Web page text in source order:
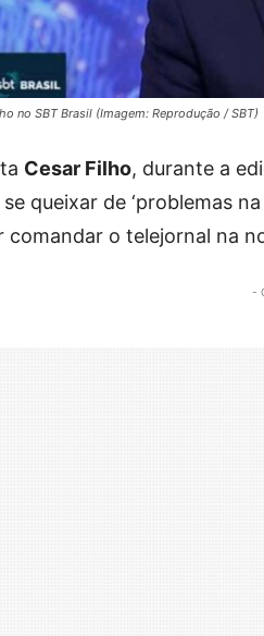
no SBT Brasil (Imagem: Reprodução / SBT)
Cesar Filho, durante a
queixar de ‘problemas
comandar o telejornal na
-